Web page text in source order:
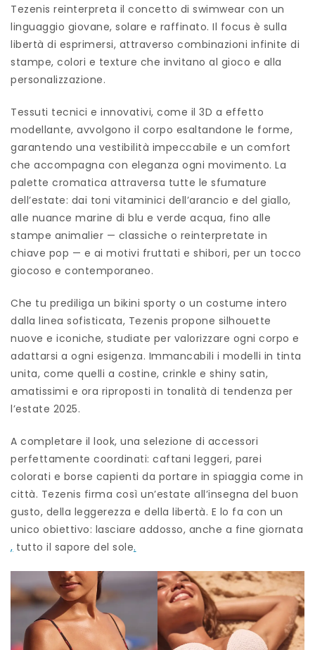
Tezenis reinterpreta il concetto di swimwear con un
linguaggio giovane, solare e raffinato. Il focus è sulla
libertà di esprimersi, attraverso combinazioni infinite di
stampe, colori e texture che invitano al gioco e alla
personalizzazione.
Tessuti tecnici e innovativi, come il 3D a effetto
modellante, avvolgono il corpo esaltandone le forme,
garantendo una vestibilità impeccabile e un comfort
che accompagna con eleganza ogni movimento. La
palette cromatica attraversa tutte le sfumature
dell’estate: dai toni vitaminici dell’arancio e del giallo,
alle nuance marine di blu e verde acqua, fino alle
stampe animalier — classiche o reinterpretate in
chiave pop — e ai motivi fruttati e shibori, per un tocco
giocoso e contemporaneo.
Che tu prediliga un bikini sporty o un costume intero
dalla linea sofisticata, Tezenis propone silhouette
nuove e iconiche, studiate per valorizzare ogni corpo e
adattarsi a ogni esigenza. Immancabili i modelli in tinta
unita, come quelli a costine, crinkle e shiny satin,
amatissimi e ora riproposti in tonalità di tendenza per
l’estate 2025.
A completare il look, una selezione di accessori
perfettamente coordinati: caftani leggeri, parei
colorati e borse capienti da portare in spiaggia come in
città. Tezenis firma così un’estate all’insegna del buon
gusto, della leggerezza e della libertà. E lo fa con un
unico obiettivo: lasciare addosso, anche a fine giornata
, tutto il sapore del sole.